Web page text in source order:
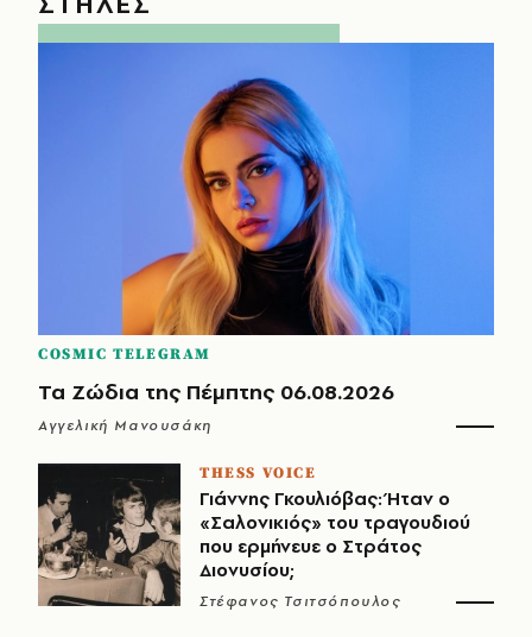
COSMIC TELEGRAM
Τα Ζώδια της Πέμπτης 06.08.2026
Αγγελική Μανουσάκη
THESS VOICE
Γιάννης Γκουλιόβας: Ήταν ο
«Σαλονικιός» του τραγουδιού
που ερμήνευε ο Στράτος
Διονυσίου;
Στέφανος Τσιτσόπουλος